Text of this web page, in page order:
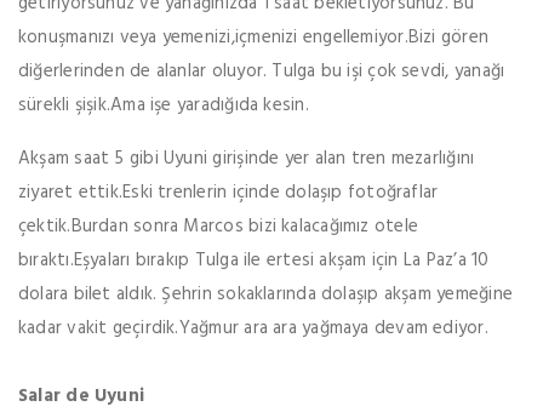
konuşmanızı veya yemenizi,içmenizi engellemiyor.Bizi gören
diğerlerinden de alanlar oluyor. Tulga bu işi çok sevdi, yanağı
sürekli şişik.Ama işe yaradığıda kesin.
Akşam saat 5 gibi Uyuni girişinde yer alan tren mezarlığını
ziyaret ettik.Eski trenlerin içinde dolaşıp fotoğraflar
çektik.Burdan sonra Marcos bizi kalacağımız otele
bıraktı.Eşyaları bırakıp Tulga ile ertesi akşam için La Paz’a 10
dolara bilet aldık. Şehrin sokaklarında dolaşıp akşam yemeğine
kadar vakit geçirdik.Yağmur ara ara yağmaya devam ediyor.
Salar de Uyuni